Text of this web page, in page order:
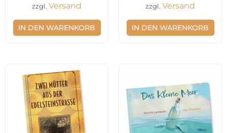
zzgl. Versand
IN DEN WARENKORB
zzgl. Versand
IN DEN WARENKORB